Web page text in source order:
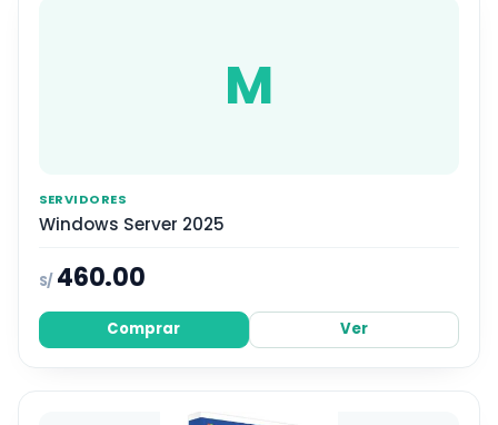
M
SERVIDORES
Windows Server 2025
S/ 460.00
Comprar Ver